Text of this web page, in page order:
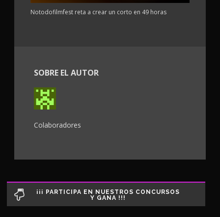
Notodofilmfest reta a crear un corto en 49 horas
SOBRE EL AUTOR
Colaboradores
¡¡¡ PARTICIPA EN NUESTROS CONCURSOS
Y GANA !!!